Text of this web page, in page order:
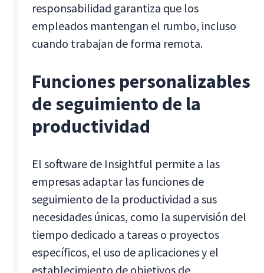
responsabilidad garantiza que los
empleados mantengan el rumbo, incluso
cuando trabajan de forma remota.
Funciones personalizables
de seguimiento de la
productividad
El software de Insightful permite a las
empresas adaptar las funciones de
seguimiento de la productividad a sus
necesidades únicas, como la supervisión del
tiempo dedicado a tareas o proyectos
específicos, el uso de aplicaciones y el
establecimiento de objetivos de